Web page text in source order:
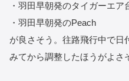
・羽田早朝発のタイガーエ
・羽田早朝発のPeach
が良さそう。往路飛行中で日
みてから調整したほうがよさ